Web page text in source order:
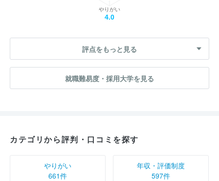
やりがい
4.0
評点をもっと見る
就職難易度・採用大学を見る
カテゴリから評判・口コミを探す
やりがい
661件
年収・評価制度
597件